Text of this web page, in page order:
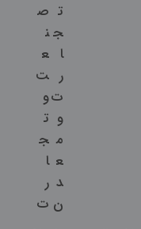
ت
ج
ا
ر
ت
و
م
ع
د
ن
ص
ن
ع
ت
و
ت
ج
ا
ر
ت